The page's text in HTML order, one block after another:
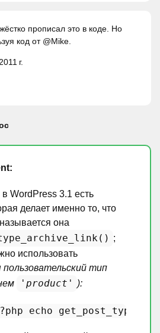
прописал это в коде. Но
код от @Mike.
г.
WordPress 3.1 есть
делает именно то, что
она
;
использовать
пользовательский тип
'product' ):
echo